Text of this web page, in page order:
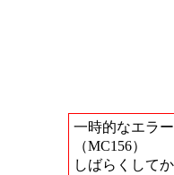
一時的なエラ
（MC156）
しばらくして